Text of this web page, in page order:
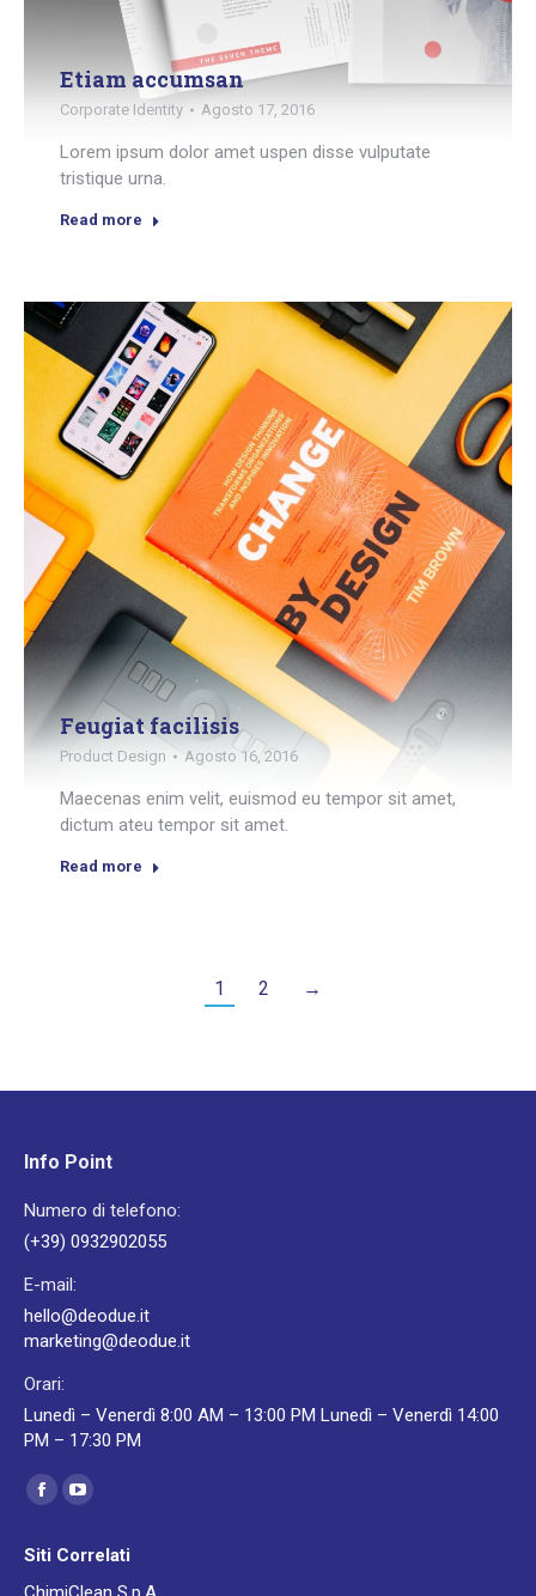
Etiam accumsan
Corporate Identity Agosto 17, 2016
Lorem ipsum dolor amet uspen disse vulputate
tristique urna.
Read more
Feugiat facilisis
Product Design Agosto 16, 2016
Maecenas enim velit, euismod eu tempor sit amet,
dictum ateu tempor sit amet.
Read more
1 2 →
Info Point
Numero di telefono:
(+39) 0932902055
E-mail:
hello@deodue.it
marketing@deodue.it
Orari:
Lunedì – Venerdì 8:00 AM – 13:00 PM Lunedì – Venerdì 14:00
PM – 17:30 PM
Ci puoi trovare su:
Facebook
opens
YouTube
opens
Siti Correlati